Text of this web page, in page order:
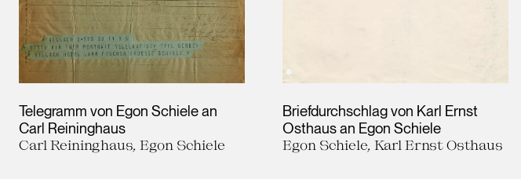
Telegramm von Egon Schiele an
Carl Reininghaus
Carl Reininghaus, Egon Schiele
Briefdurchschlag von Karl Ernst
Osthaus an Egon Schiele
Egon Schiele, Karl Ernst Osthaus